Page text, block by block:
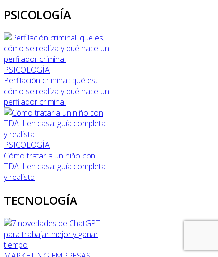
PSICOLOGÍA
PSICOLOGÍA
Perfilación criminal: qué es,
cómo se realiza y qué hace un
perfilador criminal
PSICOLOGÍA
Cómo tratar a un niño con
TDAH en casa: guía completa
y realista
TECNOLOGÍA